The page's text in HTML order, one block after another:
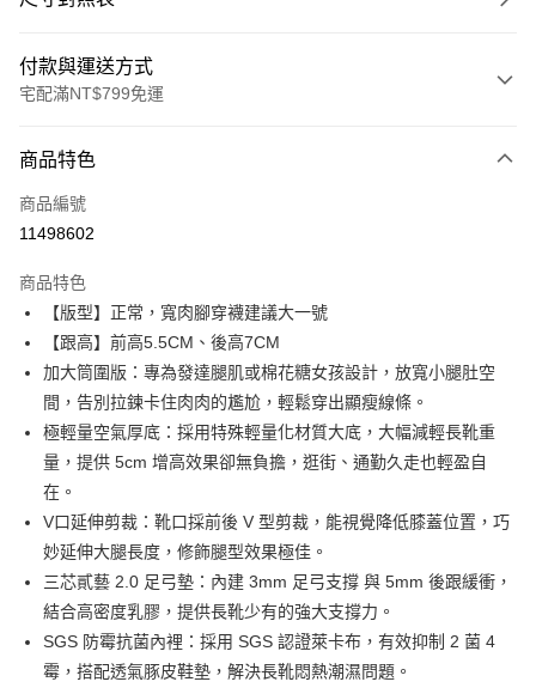
付款與運送方式
宅配滿NT$799免運
信用卡一次付款
LINE Pay
街口支付
Google Pay
大哥付你分期
相關說明
【大哥付你分期使用說明】
1.本服務由台灣大哥大提供，台灣大哥大用戶可立即使用無須另外申請。
2.付款方式選擇「大哥付你分期」，訂單成立後會自動跳轉到大哥付的交易
流程，驗證手機門號後，選擇欲分期的期數、繳款截止日，確認付款後即完
3.實際核准額度、可分期數及費用金額請依後續交易確認頁面所載為準。
4.訂單成立30分鐘內，如未前往確認交易或遇審核未通過，訂單將自動取
消。如遇「轉專審核」未通過狀況，表示未達大哥付你分期系統評分，恕無
法說明評估內容。
【繳款方式說明】
1.分期款項不併入電信帳單，「大哥付你分期」於每月結算日後寄送繳費提
AFTEE先享後付
相關說明
【關於「AFTEE先享後付」】
AFTEE先享後付是「在收到商品之後才付款」的支付方式。 讓您購物簡單
１．簡單：不需註冊會員、不需綁卡、不需儲值。
２．便利：只要手機號碼，簡訊認證，即可結帳。
３．安心：先確認商品／服務後，再付款。
【「AFTEE先享後付」結帳流程】
ATM付款
貨到付款
運送方式
黑貓宅配
商品特色
商品編號
11498602
商品特色
【版型】正常，寬肉腳穿襪建議大一號
【跟高】前高5.5CM、後高7CM
加大筒圍版：專為發達腿肌或棉花糖女孩設計，放寬小腿肚空
間，告別拉鍊卡住肉肉的尷尬，輕鬆穿出顯瘦線條。
極輕量空氣厚底：採用特殊輕量化材質大底，大幅減輕長靴重
量，提供 5cm 增高效果卻無負擔，逛街、通勤久走也輕盈自
在。
V口延伸剪裁：靴口採前後 V 型剪裁，能視覺降低膝蓋位置，巧
妙延伸大腿長度，修飾腿型效果極佳。
三芯貳藝 2.0 足弓墊：內建 3mm 足弓支撐 與 5mm 後跟緩衝，
結合高密度乳膠，提供長靴少有的強大支撐力。
SGS 防霉抗菌內裡：採用 SGS 認證萊卡布，有效抑制 2 菌 4
霉，搭配透氣豚皮鞋墊，解決長靴悶熱潮濕問題。